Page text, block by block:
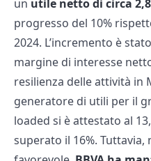
un utile netto di circa
progresso del 10%
2024. L’incremento è
margine di interesse
resilienza delle attività in
generatore di utili per il
loaded si è attestato al
superato il 16%.